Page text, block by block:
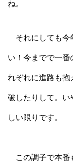
ね。
それにしても今
い！今までで一番
れぞれに進路も抱
破したりして。い
しい限りです。
この調子で本番